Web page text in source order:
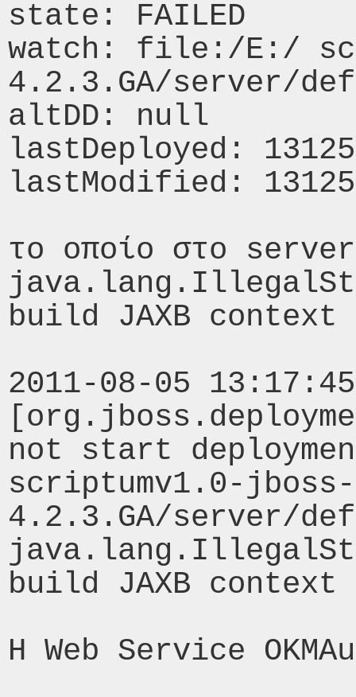
state: FAILED
watch: file:/E:/
4.2.3.GA/server/
altDD: null
lastDeployed:
lastModified:
το οποίο στο
build JAXB context
2011-08-05
not start
scriptumv1.0-jboss-
4.2.3.GA/server/
build JAXB context
H Web Service